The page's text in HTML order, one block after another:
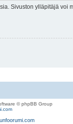
Sivuston ylläpitäjä
© phpBB Group